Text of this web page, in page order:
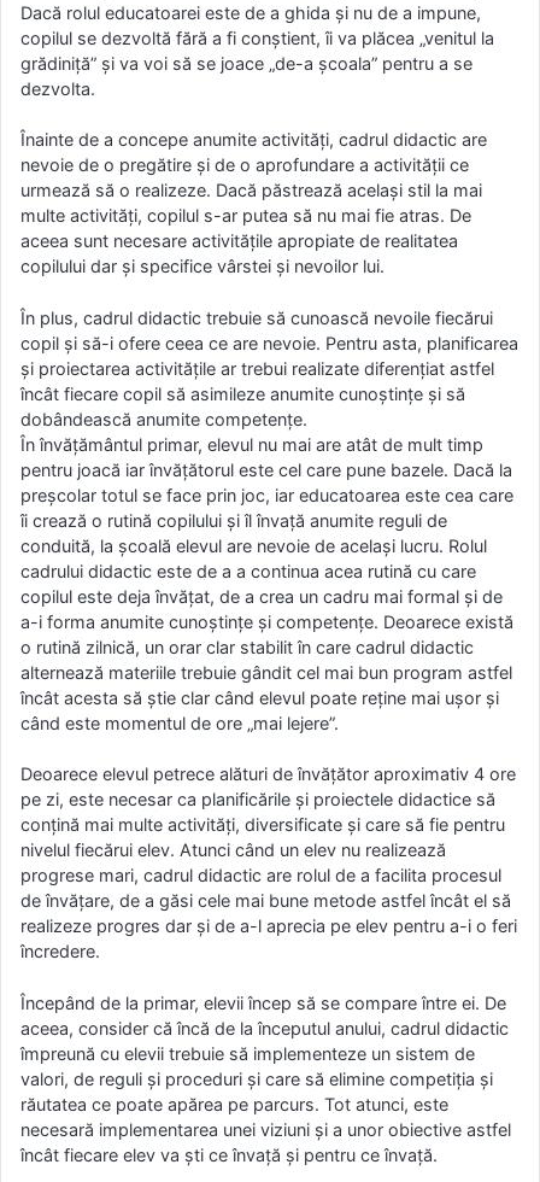
Dacă rolul educatoarei este de a ghida și nu de a impune,
copilul se dezvoltă fără a fi conștient, îi va plăcea „venitul la
grădiniță” și va voi să se joace „de-a școala” pentru a se
dezvolta.
Înainte de a concepe anumite activități, cadrul didactic are
nevoie de o pregătire și de o aprofundare a activității ce
urmează să o realizeze. Dacă păstrează același stil la mai
multe activități, copilul s-ar putea să nu mai fie atras. De
aceea sunt necesare activitățile apropiate de realitatea
copilului dar și specifice vârstei și nevoilor lui.
În plus, cadrul didactic trebuie să cunoască nevoile fiecărui
copil și să-i ofere ceea ce are nevoie. Pentru asta, planificarea
și proiectarea activitățile ar trebui realizate diferențiat astfel
încât fiecare copil să asimileze anumite cunoștințe și să
dobândească anumite competențe.
În învățământul primar, elevul nu mai are atât de mult timp
pentru joacă iar învățătorul este cel care pune bazele. Dacă la
preșcolar totul se face prin joc, iar educatoarea este cea care
îi crează o rutină copilului și îl învață anumite reguli de
conduită, la școală elevul are nevoie de același lucru. Rolul
cadrului didactic este de a a continua acea rutină cu care
copilul este deja învățat, de a crea un cadru mai formal și de
a-i forma anumite cunoștințe și competențe. Deoarece există
o rutină zilnică, un orar clar stabilit în care cadrul didactic
alternează materiile trebuie gândit cel mai bun program astfel
încât acesta să știe clar când elevul poate reține mai ușor și
când este momentul de ore „mai lejere”.
Deoarece elevul petrece alături de învățător aproximativ 4 ore
pe zi, este necesar ca planificările și proiectele didactice să
conțină mai multe activități, diversificate și care să fie pentru
nivelul fiecărui elev. Atunci când un elev nu realizează
progrese mari, cadrul didactic are rolul de a facilita procesul
de învățare, de a găsi cele mai bune metode astfel încât el să
realizeze progres dar și de a-l aprecia pe elev pentru a-i o feri
încredere.
Începând de la primar, elevii încep să se compare între ei. De
aceea, consider că încă de la începutul anului, cadrul didactic
împreună cu elevii trebuie să implementeze un sistem de
valori, de reguli și proceduri și care să elimine competiția și
răutatea ce poate apărea pe parcurs. Tot atunci, este
necesară implementarea unei viziuni și a unor obiective astfel
încât fiecare elev va ști ce învață și pentru ce învață.